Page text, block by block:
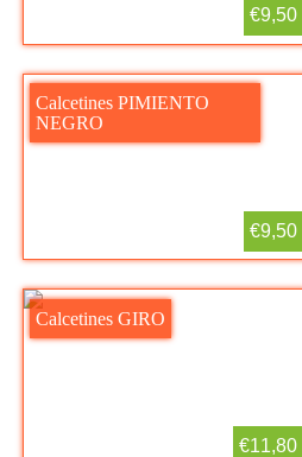
€9,50
Calcetines PIMIENTO
NEGRO
€9,50
Calcetines GIRO
€11,80